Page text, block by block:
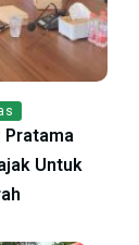
Pratama
Untuk